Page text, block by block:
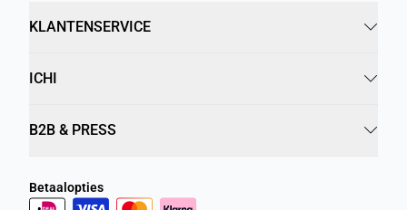
KLANTENSERVICE
ICHI
B2B & PRESS
Betaalopties